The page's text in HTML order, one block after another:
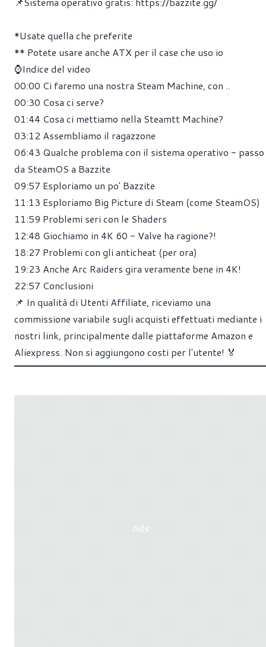
*Usate quella che preferite
** Potete usare anche ATX per il case che uso io
⌚Indice del video
00:00 Ci faremo una nostra Steam Machine, con ..
00:30 Cosa ci serve?
01:44 Cosa ci mettiamo nella Steamtt Machine?
03:12 Assembliamo il ragazzone
06:43 Qualche problema con il sistema operativo - passo
da SteamOS a Bazzite
09:57 Esploriamo un po' Bazzite
11:13 Esploriamo Big Picture di Steam (come SteamOS)
11:59 Problemi seri con le Shaders
12:48 Giochiamo in 4K 60 - Valve ha ragione?!
18:27 Problemi con gli anticheat (per ora)
19:23 Anche Arc Raiders gira veramente bene in 4K!
22:57 Conclusioni
📌 In qualità di Utenti Affiliate, riceviamo una
commissione variabile sugli acquisti effettuati mediante i
nostri link, principalmente dalle piattaforme Amazon e
Aliexpress. Non si aggiungono costi per l'utente! 🏅